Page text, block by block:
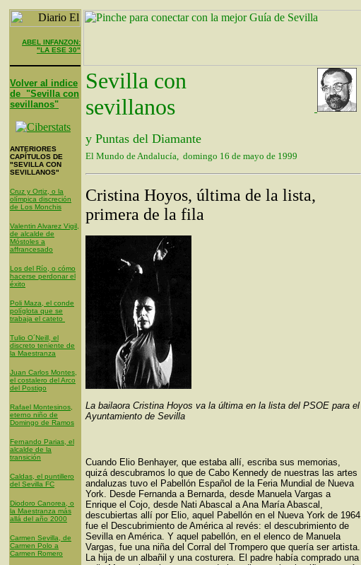
ABEL INFANZON:
"LA ESE 30"
Volver al indice
de "Sevilla con
sevillanos"
ANTERIORES
CAPÍTULOS DE
"SEVILLA CON
SEVILLANOS"
Cruz y Ortiz, o la
olímpica discreción
de Los Monchis
Valentin Alvarez Vigil,
de alcalde de
Móstoles a
affrancesado
Los del Río, o cómo
hacerse perdonar el
éxito
Poli Maza, el conde
políglota que se
trabaja el cateto
Tulio O´Neill, el
discreto teniente de
la Maestranza
Juan Carlos Montes,
el costalero del Arco
del Postigo
Rafael Montesinos,
eterno niño de
Domingo de Ramos
Fernando Parias, el
alcalde de la
transición
Caldas, el puntillero
del Sevilla FC
Diodoro Canorea, o
la Maestranza más
allá del año 2000
Carmen Sevilla, de
Carmen Polo a
Carmen Romero
Sevilla con
sevillanos
y Puntas del Diamante
El Mundo de Andalucía, domingo 16 de mayo de 1999
Cristina Hoyos, última de la lista,
primera de la fila
La bailaora Cristina Hoyos va la última en la lista del PSOE para el
Ayuntamiento de Sevilla
Cuando Elio Benhayer, que estaba allí, escriba sus memorias,
quizá descubramos lo que de Cabo Kennedy de nuestras las artes
andaluzas tuvo el Pabellón Español de la Feria Mundial de Nueva
York. Desde Fernanda a Bernarda, desde Manuela Vargas a
Enrique el Cojo, desde Nati Abascal a Ana María Abascal,
descubiertas allí por Elio, aquel Pabellón en el Nueva York de 1964
fue el Descubrimiento de América al revés: el descubrimiento de
Sevilla en América. Y aquel pabellón, en el elenco de Manuela
Vargas, fue una niña del Corral del Trompero que quería ser artista.
La hija de un albañil y una costurera. El padre había comprado una